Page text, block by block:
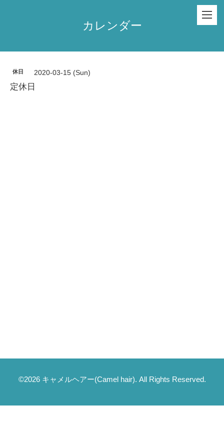
カレンダー
休日 2020-03-15 (Sun)
定休日
©2026 キャメルヘアー(Camel hair). All Rights Reserved.